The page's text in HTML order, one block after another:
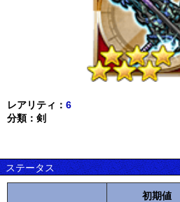
レアリティ： 6
分類：剣
ステータス
初期値